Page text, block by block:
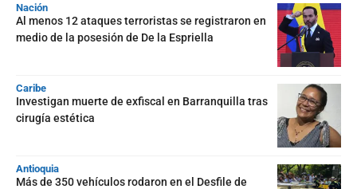
Nación
Al menos 12 ataques terroristas se registraron en
medio de la posesión de De la Espriella
Caribe
Investigan muerte de exfiscal en Barranquilla tras
cirugía estética
Antioquia
Más de 350 vehículos rodaron en el Desfile de